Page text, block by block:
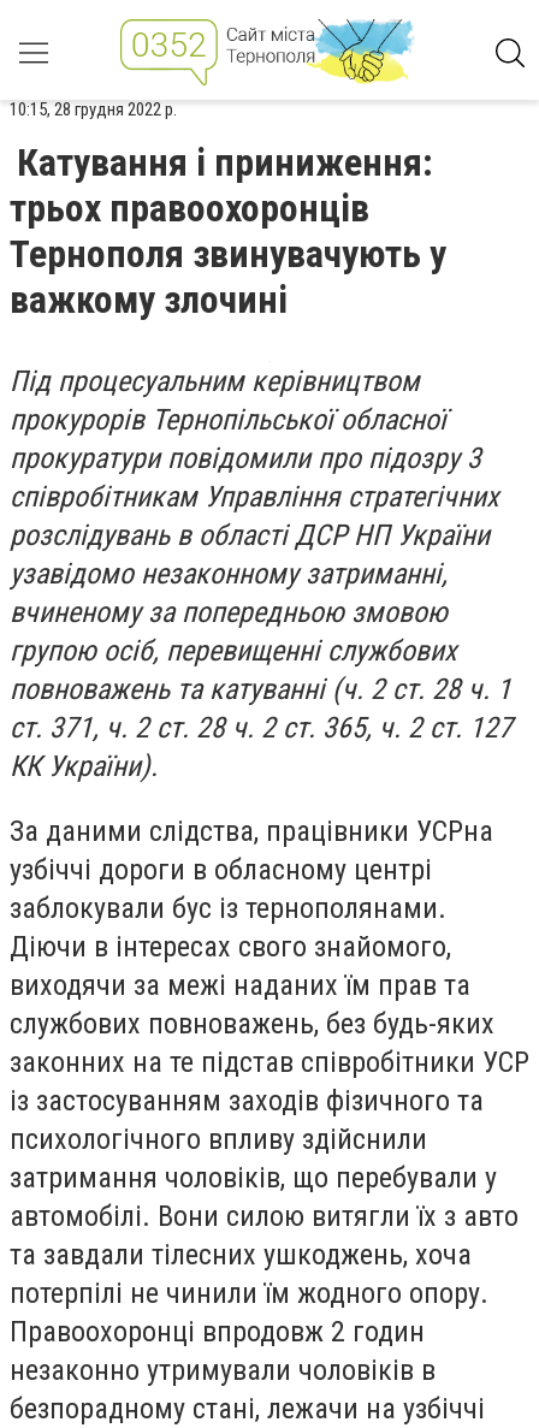
10:15, 28 грудня 2022 р.
Катування і приниження:
трьох правоохоронців
Тернополя звинувачують у
важкому злочині
Під процесуальним керівництвом
прокурорів Тернопільської обласної
прокуратури повідомили про підозру 3
співробітникам Управління стратегічних
розслідувань в області ДСР НП України
узавідомо незаконному затриманні,
вчиненому за попередньою змовою
групою осіб, перевищенні службових
повноважень та катуванні (ч. 2 ст. 28 ч. 1
ст. 371, ч. 2 ст. 28 ч. 2 ст. 365, ч. 2 ст. 127
КК України).
За даними слідства, працівники УСРна
узбіччі дороги в обласному центрі
заблокували бус із тернополянами.
Діючи в інтересах свого знайомого,
виходячи за межі наданих їм прав та
службових повноважень, без будь-яких
законних на те підстав співробітники УСР
із застосуванням заходів фізичного та
психологічного впливу здійснили
затримання чоловіків, що перебували у
автомобілі. Вони силою витягли їх з авто
та завдали тілесних ушкоджень, хоча
потерпілі не чинили їм жодного опору.
Правоохоронці впродовж 2 годин
незаконно утримували чоловіків в
безпорадному стані, лежачи на узбіччі